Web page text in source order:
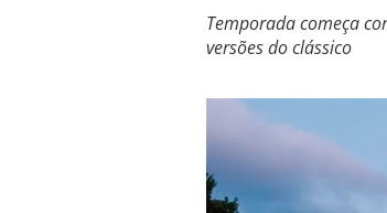
Temporada começa
versões do clássico